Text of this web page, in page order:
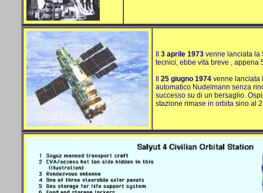
3 aprile 1973 venne lanciata la
tecnici, ebbe vita breve , appena
25 giugno 1974 venne lanciata
automatico Nudelmann senza
successo su di un bersaglio.
stazione rimase in orbita sino al